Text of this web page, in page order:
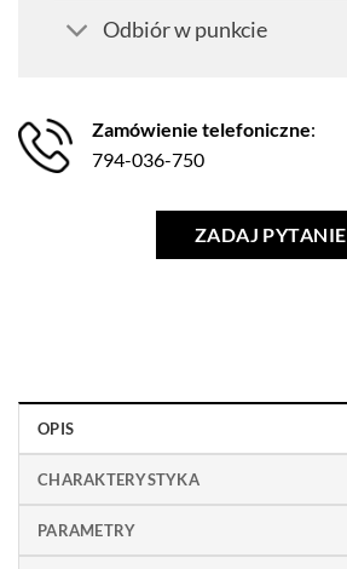
Odbiór w punkcie
Zamówienie telefoniczne:
794-036-750
ZADAJ PYTANIE
OPIS
CHARAKTERYSTYKA
PARAMETRY